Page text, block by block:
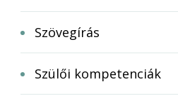
Szövegírás
Szülői kompetenciák